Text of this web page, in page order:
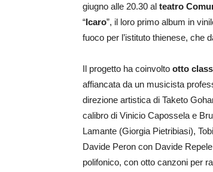
giugno alle 20.30 al teatro
“Icaro”, il loro primo album in
fuoco per l’istituto thienese, che
Il progetto ha coinvolto otto
affiancata da un musicista
direzione artistica di Taketo
calibro di Vinicio Capossela e
Lamante (Giorgia Pietribiasi),
Davide Peron con Davide
polifonico, con otto canzoni per